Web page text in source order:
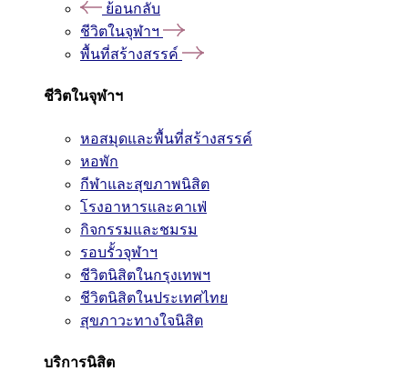
ย้อนกลับ
ชีวิตในจุฬาฯ
พื้นที่สร้างสรรค์
ชีวิตในจุฬาฯ
หอสมุดและพื้นที่สร้างสรรค์
หอพัก
กีฬาและสุขภาพนิสิต
โรงอาหารและคาเฟ่
กิจกรรมและชมรม
รอบรั้วจุฬาฯ
ชีวิตนิสิตในกรุงเทพฯ
ชีวิตนิสิตในประเทศไทย
สุขภาวะทางใจนิสิต
บริการนิสิต